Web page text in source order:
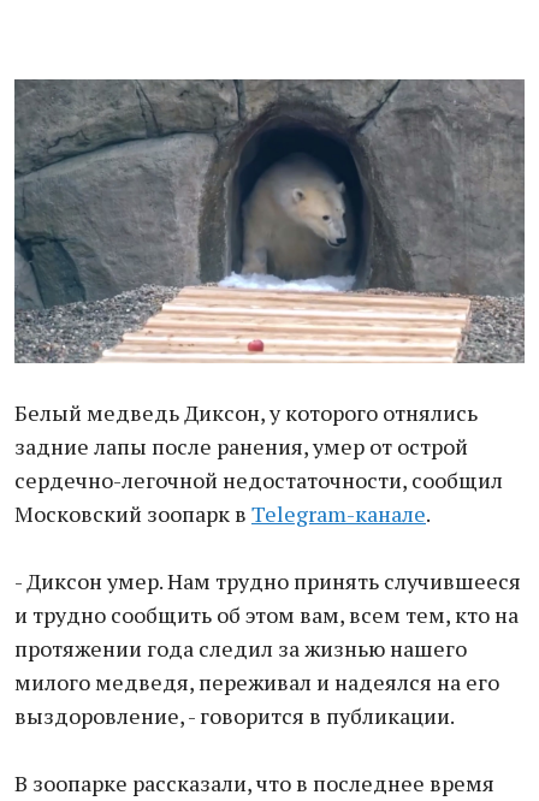
Белый медведь Диксон, у которого отнялись
задние лапы после ранения, умер от острой
сердечно-легочной недостаточности, сообщил
Московский зоопарк в Telegram-канале.
- Диксон умер. Нам трудно принять случившееся
и трудно сообщить об этом вам, всем тем, кто на
протяжении года следил за жизнью нашего
милого медведя, переживал и надеялся на его
выздоровление, - говорится в публикации.
В зоопарке рассказали, что в последнее время